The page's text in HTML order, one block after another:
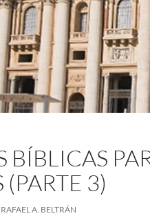
BÍBLICAS
3)
RAFAEL A. BELTRÁN